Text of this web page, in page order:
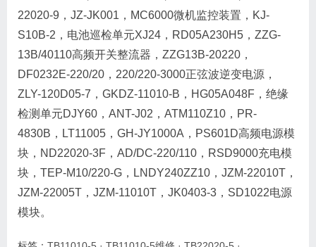
22020-9，JZ-JK001，MC6000微机监控装置，KJ-
S10B-2，电池巡检单元XJ24，RD05A230H5，ZZG-
13B/40110高频开关整流器，ZZG13B-20220，
DF0232E-220/20，220/220-3000正弦波逆变电源，
ZLY-120D05-7，GKDZ-11010-B，HG05A048F，绝缘
检测单元DJY60，ANT-J02，ATM110Z10，PR-
4830B，LT11005，GH-JY1000A，PS601D高频电源模
块，ND22020-3F，AD/DC-220/110，RSD9000充电模
块，TEP-M10/220-G，LNDY240ZZ10，JZM-22010T，
JZM-22005T，JZM-11010T，JK0403-3，SD1022电源
模块。